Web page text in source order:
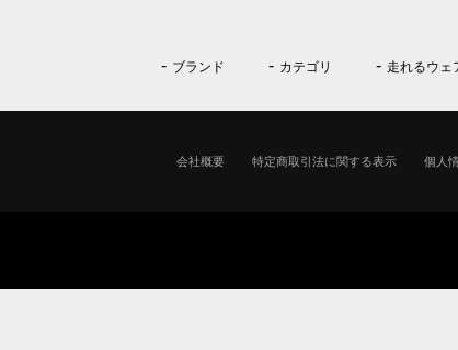
ブランド カテゴリ 走れるウェ
会社概要 特定商取引法に関する表示 個人